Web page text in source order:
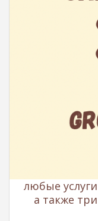
любые
а также